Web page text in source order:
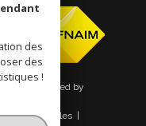
powered by
légales
des
des
!